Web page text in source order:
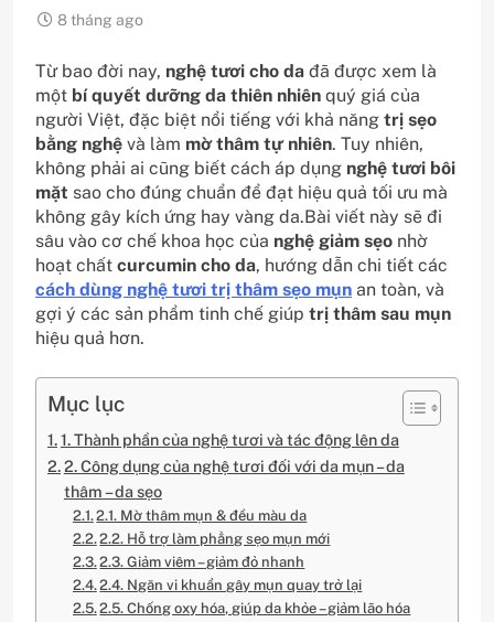
8 tháng ago
Từ bao đời nay, nghệ tươi cho da đã được xem là
một bí quyết dưỡng da thiên nhiên quý giá của
người Việt, đặc biệt nổi tiếng với khả năng trị sẹo
bằng nghệ và làm mờ thâm tự nhiên. Tuy nhiên,
không phải ai cũng biết cách áp dụng nghệ tươi bôi
mặt sao cho đúng chuẩn để đạt hiệu quả tối ưu mà
không gây kích ứng hay vàng da.Bài viết này sẽ đi
sâu vào cơ chế khoa học của nghệ giảm sẹo nhờ
hoạt chất curcumin cho da, hướng dẫn chi tiết các
cách dùng nghệ tươi trị thâm sẹo mụn an toàn, và
gợi ý các sản phẩm tinh chế giúp trị thâm sau mụn
hiệu quả hơn.
Mục lục
1. Thành phần của nghệ tươi và tác động lên da
2. Công dụng của nghệ tươi đối với da mụn – da
thâm – da sẹo
2.1. Mờ thâm mụn & đều màu da
2.2. Hỗ trợ làm phẳng sẹo mụn mới
2.3. Giảm viêm – giảm đỏ nhanh
2.4. Ngăn vi khuẩn gây mụn quay trở lại
2.5. Chống oxy hóa, giúp da khỏe – giảm lão hóa